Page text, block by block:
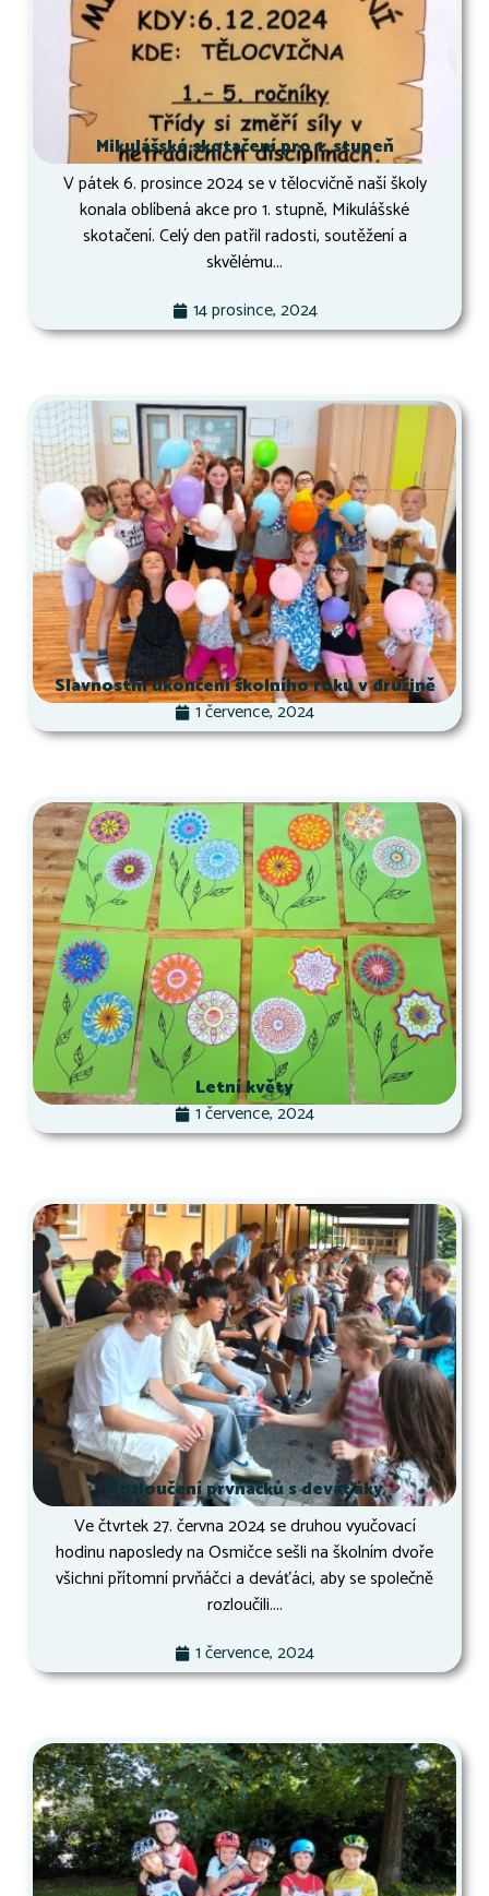
Mikulášské skotačení pro 1. stupeň
V pátek 6. prosince 2024 se v tělocvičně naší školy
konala oblíbená akce pro 1. stupně, Mikulášské
skotačení. Celý den patřil radosti, soutěžení a
skvělému...
14 prosince, 2024
Slavnostní ukončení školního roku v družině
1 července, 2024
Letní květy
1 července, 2024
Rozloučení prvňáčků s deváťáky
Ve čtvrtek 27. června 2024 se druhou vyučovací
hodinu naposledy na Osmičce sešli na školním dvoře
všichni přítomní prvňáčci a deváťáci, aby se společně
rozloučili....
1 července, 2024